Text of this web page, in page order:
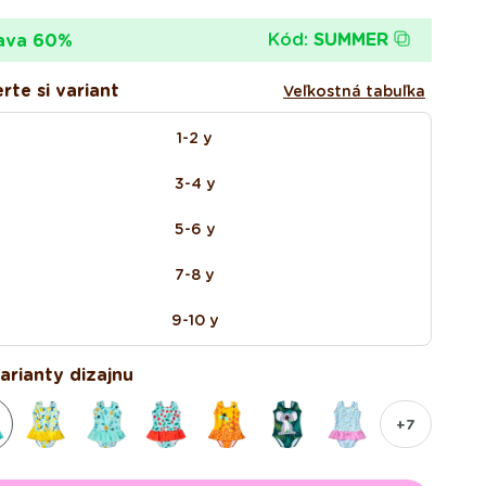
60% Kód: SUMMER
si variant Veľkostná tabuľka
1-2 y
3-4 y
5-6 y
7-8 y
9-10 y
dizajnu
+7